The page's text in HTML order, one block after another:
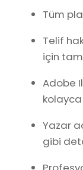
Tüm
Telif
için
Adobe
Yazar
gibi